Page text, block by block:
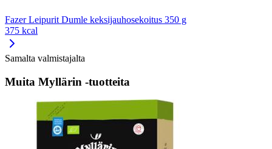
Fazer Leipurit Dumle keksijauhosekoitus 350 g
375 kcal
Samalta valmistajalta
Muita Myllärin -tuotteita